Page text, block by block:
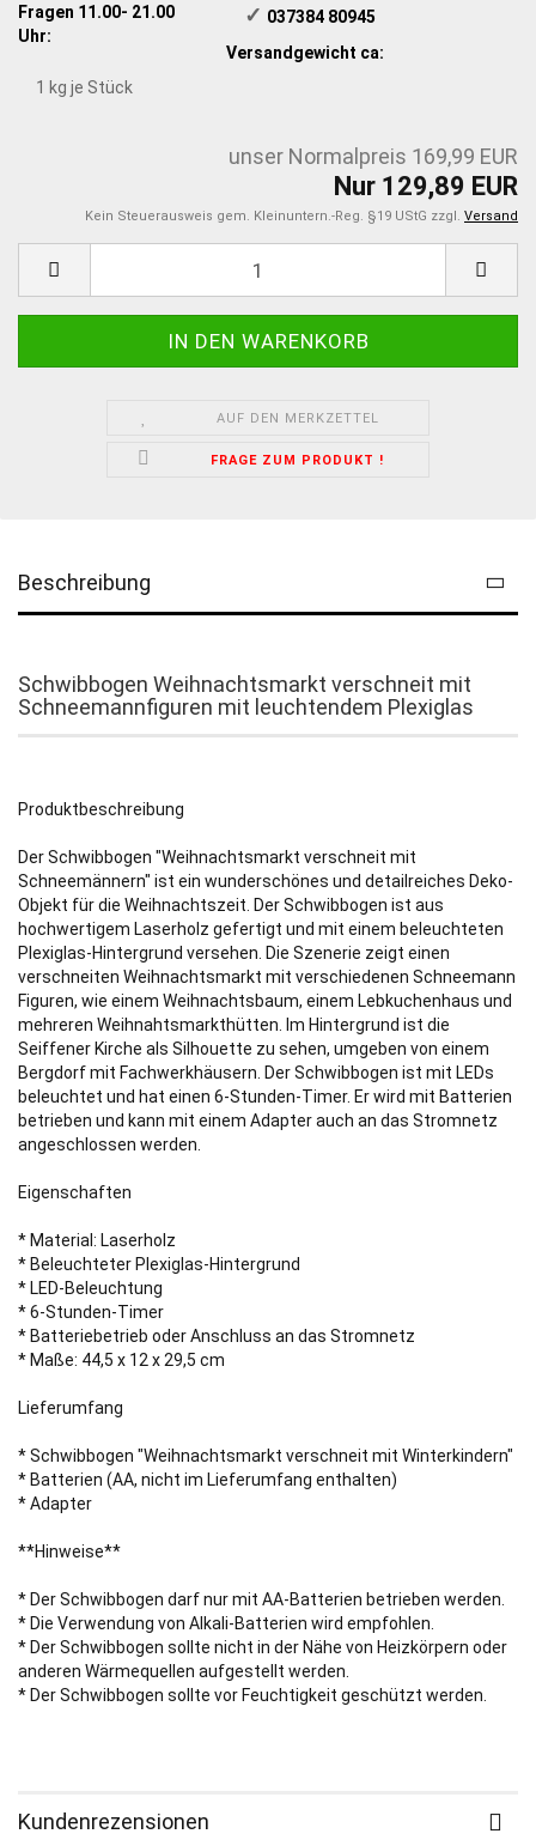
Fragen 11.00- 21.00
Uhr:
✓ ​ 037384 80945
Versandgewicht ca:
1 kg je Stück
unser Normalpreis 169,99 EUR
Nur 129,89 EUR
Kein Steuerausweis gem. Kleinuntern.-Reg. §19 UStG zzgl. Versand
AUF DEN MERKZETTEL
FRAGE ZUM PRODUKT !
Beschreibung
Schwibbogen Weihnachtsmarkt verschneit mit
Schneemannfiguren mit leuchtendem Plexiglas
Produktbeschreibung
Der Schwibbogen "Weihnachtsmarkt verschneit mit
Schneemännern" ist ein wunderschönes und detailreiches Deko-
Objekt für die Weihnachtszeit. Der Schwibbogen ist aus
hochwertigem Laserholz gefertigt und mit einem beleuchteten
Plexiglas-Hintergrund versehen. Die Szenerie zeigt einen
verschneiten Weihnachtsmarkt mit verschiedenen Schneemann
Figuren, wie einem Weihnachtsbaum, einem Lebkuchenhaus und
mehreren Weihnahtsmarkthütten. Im Hintergrund ist die
Seiffener Kirche als Silhouette zu sehen, umgeben von einem
Bergdorf mit Fachwerkhäusern. Der Schwibbogen ist mit LEDs
beleuchtet und hat einen 6-Stunden-Timer. Er wird mit Batterien
betrieben und kann mit einem Adapter auch an das Stromnetz
angeschlossen werden.
Eigenschaften
* Material: Laserholz
* Beleuchteter Plexiglas-Hintergrund
* LED-Beleuchtung
* 6-Stunden-Timer
* Batteriebetrieb oder Anschluss an das Stromnetz
* Maße: 44,5 x 12 x 29,5 cm
Lieferumfang
* Schwibbogen "Weihnachtsmarkt verschneit mit Winterkindern"
* Batterien (AA, nicht im Lieferumfang enthalten)
* Adapter
**Hinweise**
* Der Schwibbogen darf nur mit AA-Batterien betrieben werden.
* Die Verwendung von Alkali-Batterien wird empfohlen.
* Der Schwibbogen sollte nicht in der Nähe von Heizkörpern oder
anderen Wärmequellen aufgestellt werden.
* Der Schwibbogen sollte vor Feuchtigkeit geschützt werden.
Kundenrezensionen